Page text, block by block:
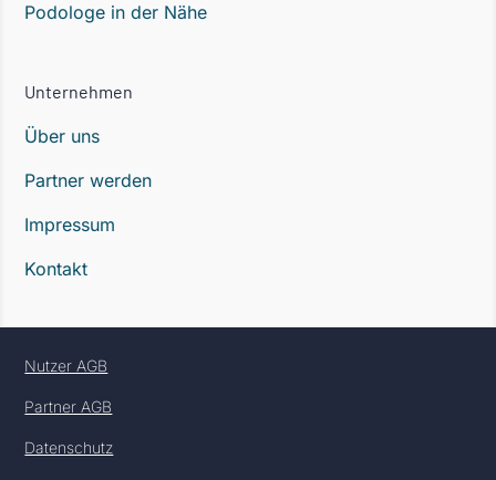
Podologe in der Nähe
Unternehmen
Über uns
Partner werden
Impressum
Kontakt
Nutzer AGB
Partner AGB
Datenschutz